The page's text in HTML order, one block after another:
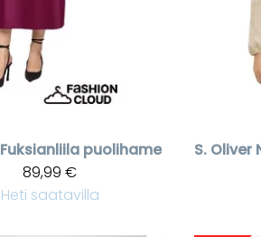
Fuksianliila puolihame
89,99 €
Heti saatavilla
S. Oliver